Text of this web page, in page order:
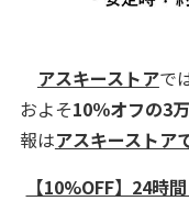
アスキーストアで
およそ10％オフの3
報はアスキーストア
【10%OFF】24時